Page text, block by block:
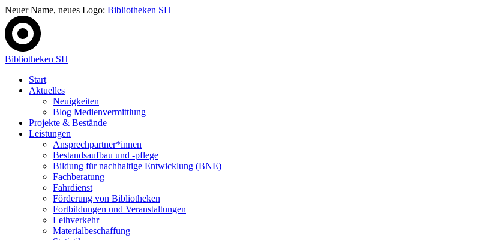
Neuer Name, neues Logo: Bibliotheken SH
Bibliotheken SH
Start
Aktuelles
Neuigkeiten
Blog Medienvermittlung
Projekte & Bestände
Leistungen
Ansprechpartner*innen
Bestandsaufbau und -pflege
Bildung für nachhaltige Entwicklung (BNE)
Fachberatung
Fahrdienst
Förderung von Bibliotheken
Fortbildungen und Veranstaltungen
Leihverkehr
Materialbeschaffung